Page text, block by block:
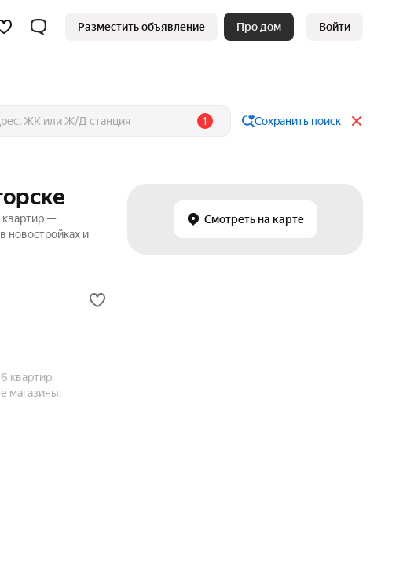
Разместить объявление Про дом Войти
1 Сохранить поиск
Смотреть на карте
квартир —
новостройках и
квартир.
магазины.